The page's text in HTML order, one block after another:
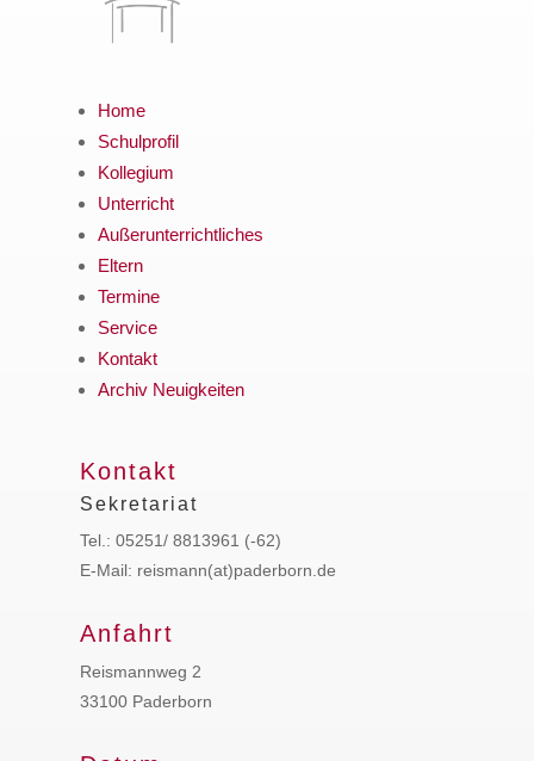
Home
Schulprofil
Kollegium
Unterricht
Außerunterrichtliches
Eltern
Termine
Service
Kontakt
Archiv Neuigkeiten
Kontakt
Sekretariat
Tel.: 05251/ 8813961 (-62)
E-Mail: reismann(at)paderborn.de
Anfahrt
Reismannweg 2
33100 Paderborn